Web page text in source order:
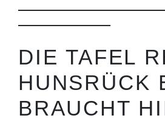
DIE TAFEL
HUNSRÜCK
BRAUCHT